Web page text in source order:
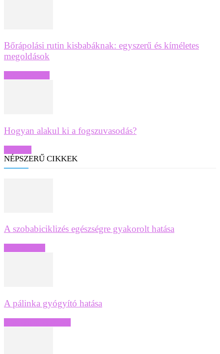
Bőrápolási rutin kisbabáknak: egyszerű és kíméletes
megoldások
Hogyan alakul ki a fogszuvasodás?
NÉPSZERŰ CIKKEK
A szobabiciklizés egészségre gyakorolt hatása
A pálinka gyógyító hatása